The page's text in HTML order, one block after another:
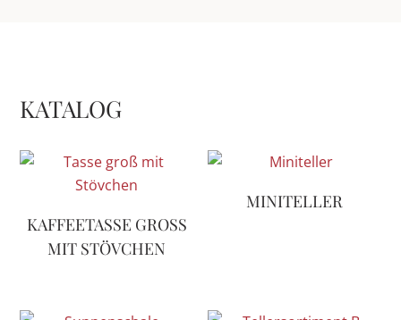
KATALOG
KAFFEETASSE GROSS M
IT STÖVCHEN
MINITELLER